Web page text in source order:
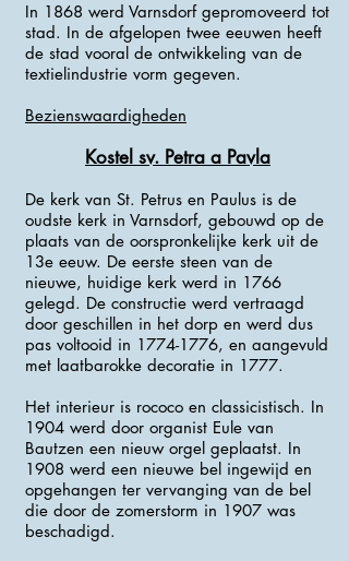
In 1868 werd Varnsdorf gepromoveerd tot
stad. In de afgelopen twee eeuwen heeft
de stad vooral de ontwikkeling van de
textielindustrie vorm gegeven.
Bezienswaardigheden
Kostel sv. Petra a Pavla
De kerk van St. Petrus en Paulus is de
oudste kerk in Varnsdorf, gebouwd op de
plaats van de oorspronkelijke kerk uit de
13e eeuw. De eerste steen van de
nieuwe, huidige kerk werd in 1766
gelegd. De constructie werd vertraagd
door geschillen in het dorp en werd dus
pas voltooid in 1774-1776, en aangevuld
met laatbarokke decoratie in 1777.
Het interieur is rococo en classicistisch. In
1904 werd door organist Eule van
Bautzen een nieuw orgel geplaatst. In
1908 werd een nieuwe bel ingewijd en
opgehangen ter vervanging van de bel
die door de zomerstorm in 1907 was
beschadigd.